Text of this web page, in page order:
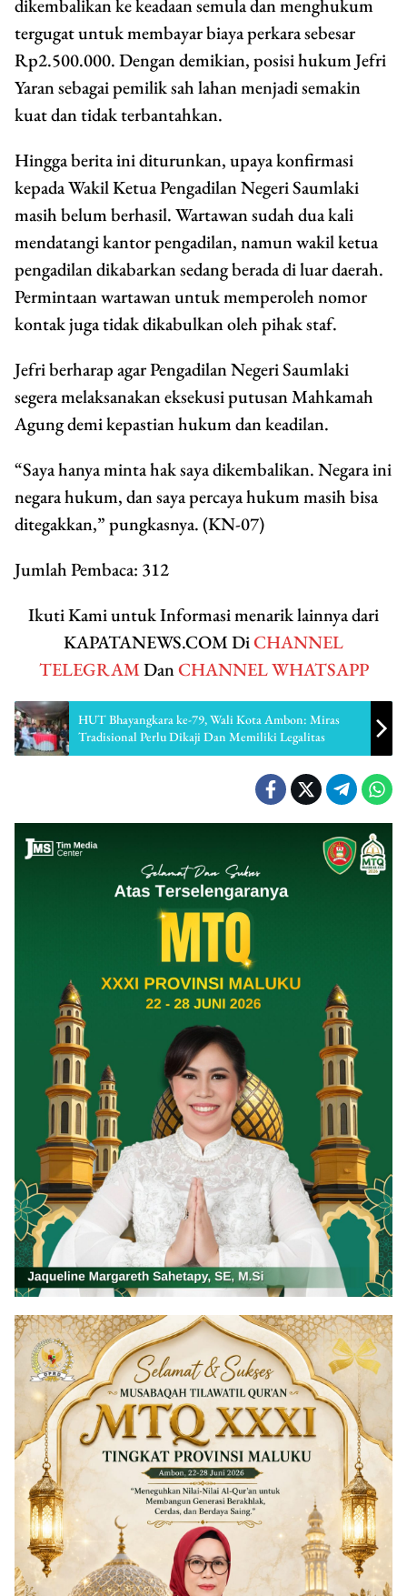
dikembalikan ke keadaan semula dan menghukum
tergugat untuk membayar biaya perkara sebesar
Rp2.500.000. Dengan demikian, posisi hukum Jefri
Yaran sebagai pemilik sah lahan menjadi semakin
kuat dan tidak terbantahkan.
Hingga berita ini diturunkan, upaya konfirmasi
kepada Wakil Ketua Pengadilan Negeri Saumlaki
masih belum berhasil. Wartawan sudah dua kali
mendatangi kantor pengadilan, namun wakil ketua
pengadilan dikabarkan sedang berada di luar daerah.
Permintaan wartawan untuk memperoleh nomor
kontak juga tidak dikabulkan oleh pihak staf.
Jefri berharap agar Pengadilan Negeri Saumlaki
segera melaksanakan eksekusi putusan Mahkamah
Agung demi kepastian hukum dan keadilan.
“Saya hanya minta hak saya dikembalikan. Negara ini
negara hukum, dan saya percaya hukum masih bisa
ditegakkan,” pungkasnya. (KN-07)
Jumlah Pembaca: 312
Ikuti Kami untuk Informasi menarik lainnya dari
KAPATANEWS.COM DiCHANNEL
TELEGRAMDanCHANNEL WHATSAPP
HUT Bhayangkara ke-79, Wali Kota Ambon: Miras
Tradisional Perlu Dikaji Dan Memiliki Legalitas